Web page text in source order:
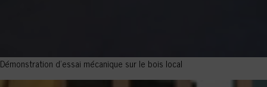
Démonstration d’essai mécanique sur le bois local